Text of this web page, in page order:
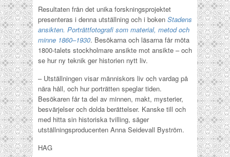
Resultaten från det unika forskningsprojektet
presenteras i denna utställning och i boken Stadens
ansikten. Porträttfotografi som material, metod och
minne 1860–1930. Besökarna och läsarna får möta
1800-talets stockholmare ansikte mot ansikte – och
se hur ny teknik ger historien nytt liv.
– Utställningen visar människors liv och vardag på
nära håll, och hur porträtten speglar tiden.
Besökaren får ta del av minnen, makt, mysterier,
besvärjelser och dolda berättelser. Kanske till och
med hitta sin historiska tvilling, säger
utställningsproducenten Anna Seidevall Byström.
HAG